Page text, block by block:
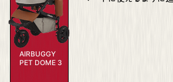
AIRBUGGY
PET DOME 3